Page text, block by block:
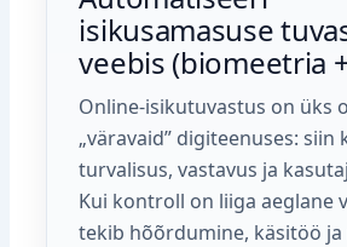
isikusamasuse
veebis (biomeetria
Online‑isikutuvastus on üks
„väravaid” digiteenuses: siin
turvalisus, vastavus ja
Kui kontroll on liiga aeglane
tekib hõõrdumine, käsitöö ja